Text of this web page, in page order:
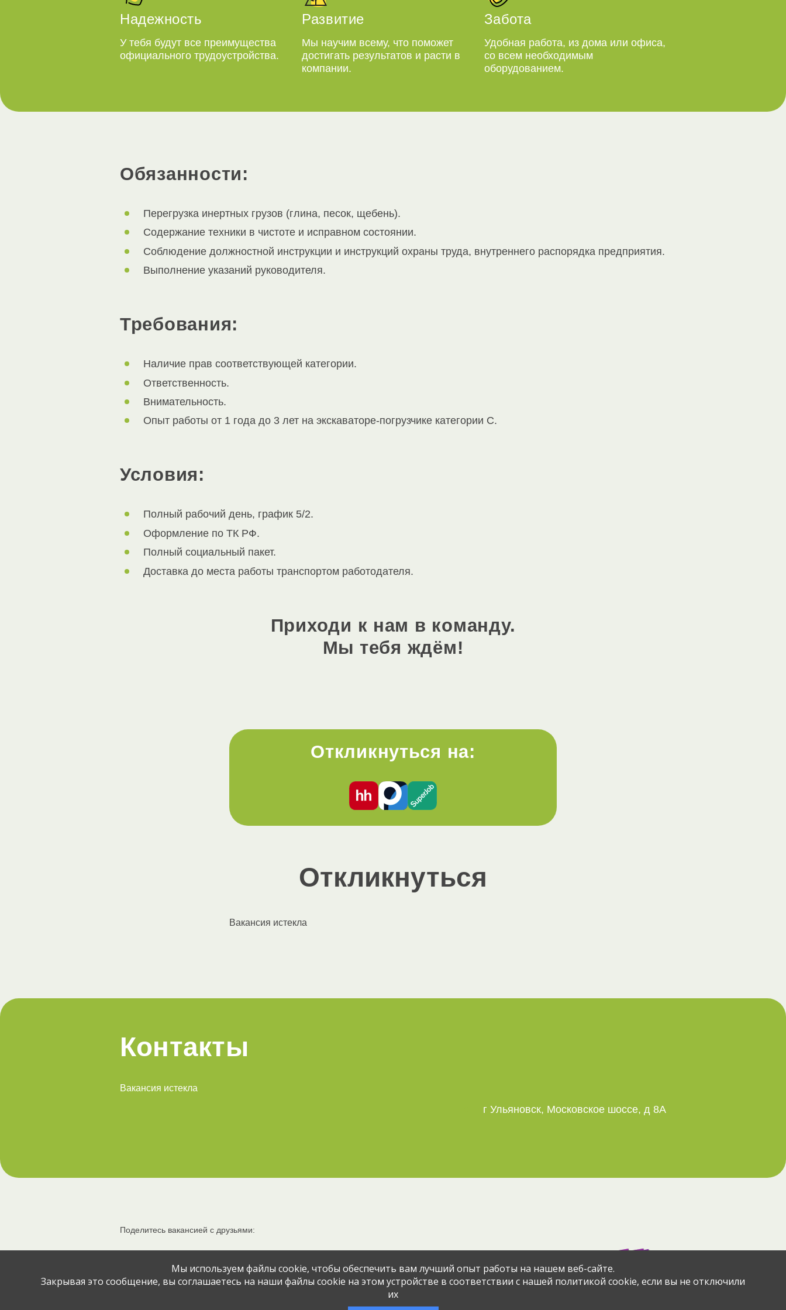
Надежность
У тебя будут все преимущества
официального трудоустройства.
Развитие
Мы научим всему, что поможет
достигать результатов и расти в
компании.
Забота
Удобная работа, из дома или офиса,
со всем необходимым
оборудованием.
Обязанности:
Перегрузка инертных грузов (глина, песок, щебень).
Содержание техники в чистоте и исправном состоянии.
Соблюдение должностной инструкции и инструкций охраны труда, внутреннего распорядка предприятия.
Выполнение указаний руководителя.
Требования:
Наличие прав соответствующей категории.
Ответственность.
Внимательность.
Опыт работы от 1 года до 3 лет на экскаваторе-погрузчике категории С.
Условия:
Полный рабочий день, график 5/2.
Оформление по ТК РФ.
Полный социальный пакет.
Доставка до места работы транспортом работодателя.
Приходи к нам в команду.
Мы тебя ждём!
Откликнуться на:
Откликнуться
Вакансия истекла
Контакты
Вакансия истекла
г Ульяновск, Московское шоссе, д 8А
Поделитесь вакансией с друзьями:
© Jobcart, 2023
Мы используем файлы cookie, чтобы обеспечить вам лучший опыт работы на нашем веб-сайте.
Закрывая это сообщение, вы соглашаетесь на наши файлы cookie на этом устройстве в соответствии с нашей политикой cookie, если вы не отключили
их